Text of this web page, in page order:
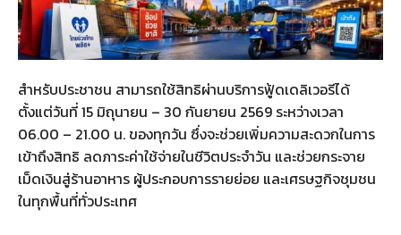
สำหรับประชาชน สามารถใช้สิทธิผ่านบริการฟู้ดเดลิเวอรีได้
ตั้งแต่วันที่ 15 มิถุนายน – 30 กันยายน 2569 ระหว่างเวลา
06.00 – 21.00 น. ของทุกวัน ซึ่งจะช่วยเพิ่มความสะดวกในการ
เข้าถึงสิทธิ ลดภาระค่าใช้จ่ายในชีวิตประจำวัน และช่วยกระจาย
เม็ดเงินสู่ร้านอาหาร ผู้ประกอบการรายย่อย และเศรษฐกิจชุมชน
ในทุกพื้นที่ทั่วประเทศ